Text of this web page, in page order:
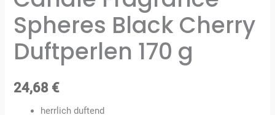
Spheres Black Cherry
Duftperlen 170 g
24,68 €
herrlich duftend